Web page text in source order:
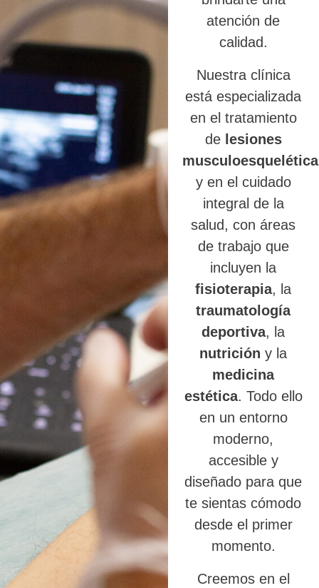
atención de
calidad.
Nuestra clínica
está especializada
en el tratamiento
de lesiones
y en el cuidado
integral de la
salud, con áreas
de trabajo que
incluyen la
fisioterapia, la
traumatología
deportiva, la
nutrición y la
medicina
estética. Todo ello
en un entorno
moderno,
accesible y
diseñado para que
te sientas cómodo
desde el primer
momento.
Creemos en el